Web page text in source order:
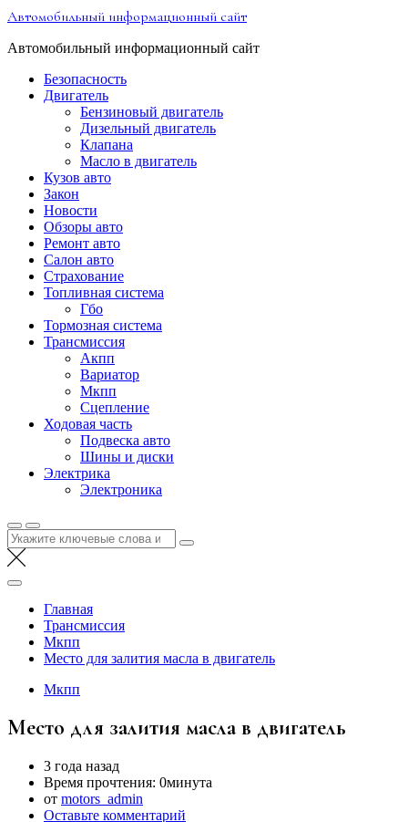
Перейти
содержимому
Автомобильный информационный сайт
Автомобильный информационный сайт
Безопасность
Двигатель
Бензиновый двигатель
Дизельный двигатель
Клапана
Масло в двигатель
Кузов авто
Закон
Новости
Обзоры авто
Ремонт авто
Салон авто
Страхование
Топливная система
Гбо
Тормозная система
Трансмиссия
Акпп
Вариатор
Мкпп
Сцепление
Ходовая часть
Подвеска авто
Шины и диски
Электрика
Электроника
Найти:
Главная
Трансмиссия
Мкпп
Место для залития масла в двигатель
Мкпп
Место для залития масла в двигатель
3 года назад
Время прочтения: 0минута
от motors_admin
Оставьте комментарий